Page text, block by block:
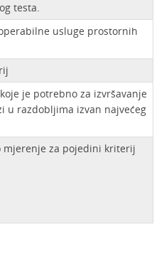
testa.
usluge prostornih
je potrebno za izvršavanje
u razdobljima izvan najvećeg
mjerenje za pojedini kriterij